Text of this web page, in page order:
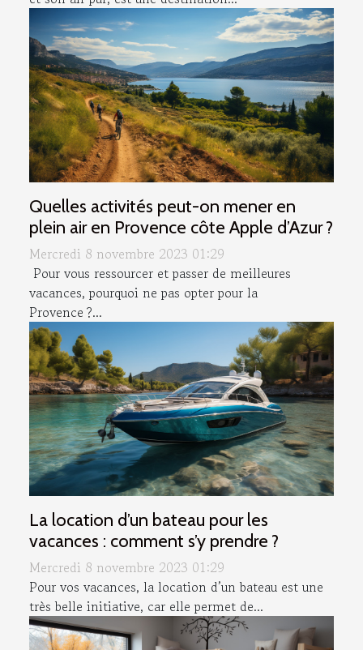
Quelles activités peut-on mener en
plein air en Provence côte Apple d’Azur ?
Mercredi 8 novembre 2023 01:29
Pour vous ressourcer et passer de meilleures
vacances, pourquoi ne pas opter pour la
Provence ?...
La location d’un bateau pour les
vacances : comment s’y prendre ?
Mercredi 8 novembre 2023 01:29
Pour vos vacances, la location d’un bateau est une
très belle initiative, car elle permet de...